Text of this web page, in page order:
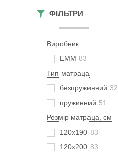
ФІЛЬТРИ
Виробник
ЕММ 83
Тип матраца
безпружинний 32
пружинний 51
Розмір матраца, см
120х190 83
120х200 83